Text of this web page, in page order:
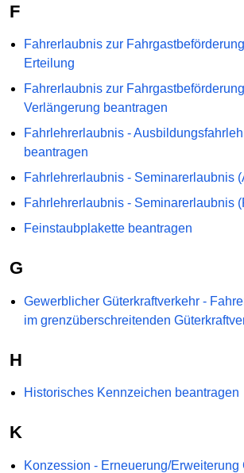
F
Fahrerlaubnis zur
Erteilung
Fahrerlaubnis zur
Verlängerung beantragen
Fahrlehrerlaubnis -
beantragen
Fahrlehrerlaubnis - Seminarerlaubnis
Fahrlehrerlaubnis - Seminarerlaubnis
Feinstaubplakette beantragen
G
Gewerblicher Güterkraftverkehr -
im grenzüberschreitenden
H
Historisches Kennzeichen beantragen
K
Konzession - Erneuerung/Erweiterung